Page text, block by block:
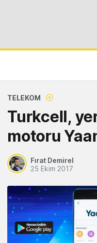
TELEKOM
Turkcell,
motoru
Fırat Demirel
25 Ekim 2017